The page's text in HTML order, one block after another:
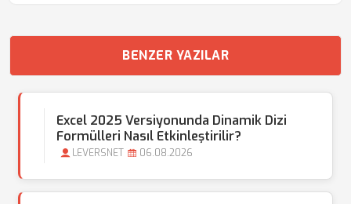
BENZER YAZILAR
Excel 2025 Versiyonunda Dinamik Dizi
Formülleri Nasıl Etkinleştirilir?
LEVERSNET 06.08.2026